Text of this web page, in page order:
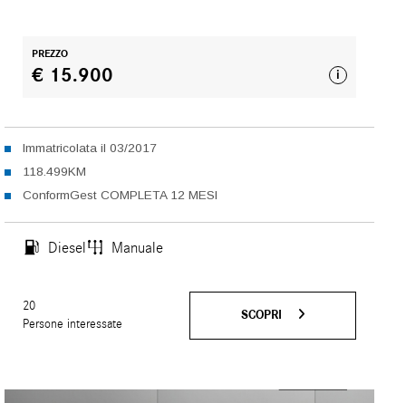
PREZZO
€ 15.900 i
Immatricolata il 03/2017
118.499KM
ConformGest COMPLETA 12 MESI
Diesel Manuale
20
Persone interessate
SCOPRI